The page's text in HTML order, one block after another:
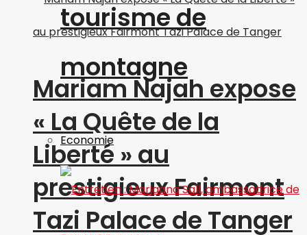
Mariam Najah expose
« La Quête de la
Liberté » au
prestigieux Fairmont
Tazi Palace de Tanger
tourisme de
montagne
Economie